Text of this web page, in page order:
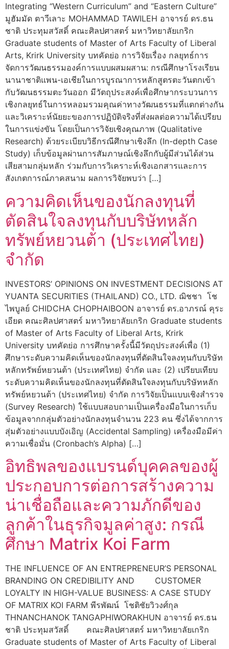
Integrating “Western Curriculum” and “Eastern Culture”
มูฮัมมัด ตาวีเลาะ MOHAMMAD TAWILEH อาจารย์ ดร.ธน
ชาติ ประทุมสวัสดิ์ คณะศิลปศาสตร์ มหาวิทยาลัยเกริก
Graduate students of Master of Arts Faculty of Liberal
Arts, Krirk University บทคัดย่อ การวิจัยเรื่อง กลยุทธ์การ
จัดการวัฒนธรรมองค์การแบบผสมผสาน: กรณีศึกษาโรงเรียน
นานาชาติแพน-เอเชียในการบูรณาการหลักสูตรตะวันตกเข้า
กับวัฒนธรรมตะวันออก มีวัตถุประสงค์เพื่อศึกษากระบวนการ
เชิงกลยุทธ์ในการหลอมรวมคุณค่าทางวัฒนธรรมที่แตกต่างกัน
และวิเคราะห์นัยยะของการปฏิบัติจริงที่ส่งผลต่อความได้เปรียบ
ในการแข่งขัน โดยเป็นการวิจัยเชิงคุณภาพ (Qualitative
Research) ด้วยระเบียบวิธีกรณีศึกษาเชิงลึก (In-depth Case
Study) เก็บข้อมูลผ่านการสัมภาษณ์เชิงลึกกับผู้มีส่วนได้ส่วน
เสียสามกลุ่มหลัก ร่วมกับการวิเคราะห์เชิงเอกสารและการ
สังเกตการณ์ภาคสนาม ผลการวิจัยพบว่า […]
ความคิดเห็นของนักลงทุนที่
ตัดสินใจลงทุนกับบริษัทหลัก
ทรัพย์หยวนต้า (ประเทศไทย)
จำกัด
INVESTORS’ OPINIONS ON INVESTMENT DECISIONS AT
YUANTA SECURITIES (THAILAND) CO., LTD. ฌิชชา โช
ไพบูลย์ CHIDCHA CHOPHAIBOON อาจารย์ ดร.อาภรณ์ คุระ
เอียด คณะศิลปศาสตร์ มหาวิทยาลัยเกริก Graduate students
of Master of Arts Faculty of Liberal Arts, Krirk
University บทคัดย่อ การศึกษาครั้งนี้มีวัตถุประสงค์เพื่อ (1)
ศึกษาระดับความคิดเห็นของนักลงทุนที่ตัดสินใจลงทุนกับบริษัท
หลักทรัพย์หยวนต้า (ประเทศไทย) จำกัด และ (2) เปรียบเทียบ
ระดับความคิดเห็นของนักลงทุนที่ตัดสินใจลงทุนกับบริษัทหลัก
ทรัพย์หยวนต้า (ประเทศไทย) จำกัด การวิจัยเป็นแบบเชิงสำรวจ
(Survey Research) ใช้แบบสอบถามเป็นเครื่องมือในการเก็บ
ข้อมูลจากกลุ่มตัวอย่างนักลงทุนจำนวน 223 คน ซึ่งได้จากการ
สุ่มตัวอย่างแบบบังเอิญ (Accidental Sampling) เครื่องมือมีค่า
ความเชื่อมั่น (Cronbach’s Alpha) […]
อิทธิพลของแบรนด์บุคคลของผู้
ประกอบการต่อการสร้างความ
น่าเชื่อถือและความภักดีของ
ลูกค้าในธุรกิจมูลค่าสูง: กรณี
ศึกษา Matrix Koi Farm
THE INFLUENCE OF AN ENTREPRENEUR’S PERSONAL
BRANDING ON CREDIBILITY AND CUSTOMER
LOYALTY IN HIGH-VALUE BUSINESS: A CASE STUDY
OF MATRIX KOI FARM พีรพัฒน์ โชติชัยวิวงศ์กุล
THNANCHANOK TANGAPHIWORAKHUN อาจารย์ ดร.ธน
ชาติ ประทุมสวัสดิ์ คณะศิลปศาสตร์ มหาวิทยาลัยเกริก
Graduate students of Master of Arts Faculty of Liberal